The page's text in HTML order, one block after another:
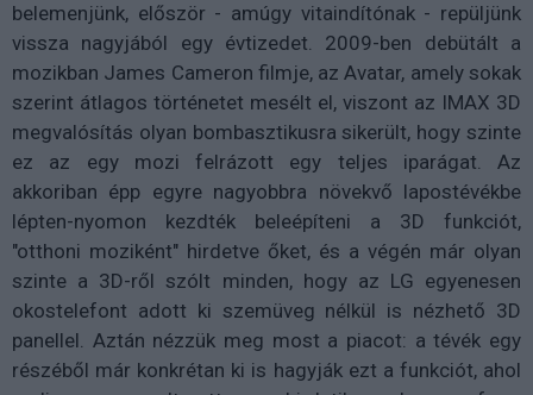
belemenjünk, először - amúgy vitaindítónak - repüljünk
vissza nagyjából egy évtizedet. 2009-ben debütált a
mozikban James Cameron filmje, az Avatar, amely sokak
szerint átlagos történetet mesélt el, viszont az IMAX 3D
megvalósítás olyan bombasztikusra sikerült, hogy szinte
ez az egy mozi felrázott egy teljes iparágat. Az
akkoriban épp egyre nagyobbra növekvő lapostévékbe
lépten-nyomon kezdték beleépíteni a 3D funkciót,
"otthoni moziként" hirdetve őket, és a végén már olyan
szinte a 3D-ről szólt minden, hogy az LG egyenesen
okostelefont adott ki szemüveg nélkül is nézhető 3D
panellel. Aztán nézzük meg most a piacot: a tévék egy
részéből már konkrétan ki is hagyják ezt a funkciót, ahol